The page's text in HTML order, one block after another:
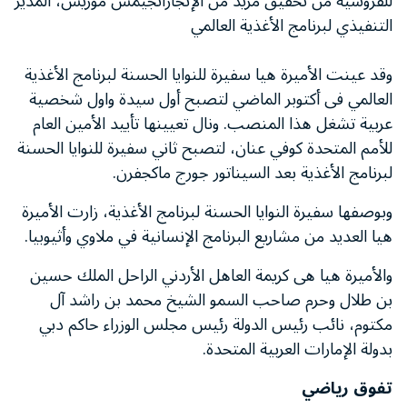
التنفيذي لبرنامج الأغذية العالمي
وقد عينت الأميرة هيا سفيرة للنوايا الحسنة لبرنامج الأغذية
العالمي فى أكتوبر الماضي لتصبح أول سيدة واول شخصية
عربية تشغل هذا المنصب. ونال تعيينها تأييد الأمين العام
للأمم المتحدة كوفي عنان، لتصبح ثاني سفيرة للنوايا الحسنة
لبرنامج الأغذية بعد السيناتور جورج ماكجفرن.
وبوصفها سفيرة النوايا الحسنة لبرنامج الأغذية، زارت الأميرة
هيا العديد من مشاريع البرنامج الإنسانية في ملاوي وأثيوبيا.
والأميرة هيا هى كريمة العاهل الأردني الراحل الملك حسين
بن طلال وحرم صاحب السمو الشيخ محمد بن راشد آل
مكتوم، نائب رئيس الدولة رئيس مجلس الوزراء حاكم دبي
بدولة الإمارات العربية المتحدة.
تفوق رياضي